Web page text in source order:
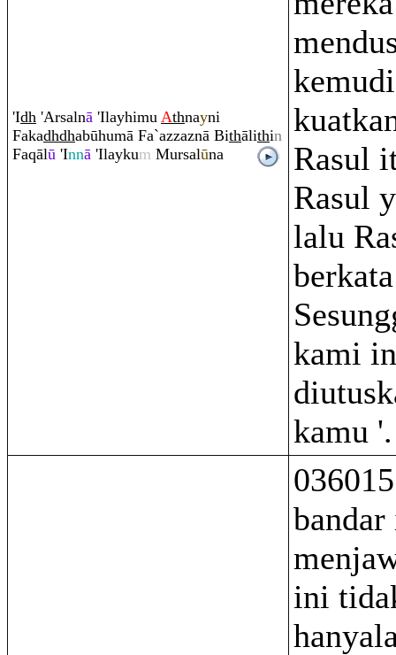
'Idh 'Arsalnā 'Ilayhimu Athnayni
Fakadhdhabūhumā Fa`azzaznā Bithālithin
Faqālū 'Innā 'Ilaykum Mursalūna
Rasul
Rasul
lalu
kami
kamu '.
ini